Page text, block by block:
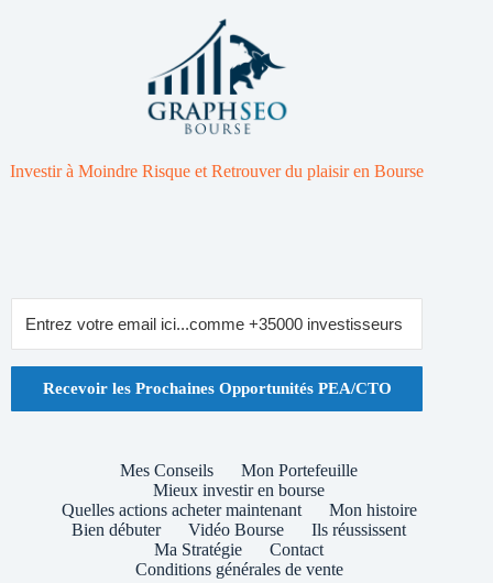
Investir à Moindre Risque et Retrouver du plaisir en Bourse
Recevoir les Prochaines Opportunités PEA/CTO
Mes Conseils
Mon Portefeuille
Mieux investir en bourse
Quelles actions acheter maintenant
Mon histoire
Bien débuter
Vidéo Bourse
Ils réussissent
Ma Stratégie
Contact
Conditions générales de vente